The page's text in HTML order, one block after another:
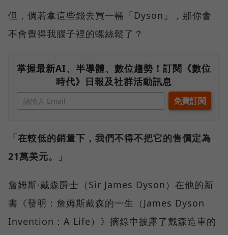
但，倘若拿這些錢去買一輛「Dyson」，那你會
不會覺得我腦子裡的螺絲鬆了？
掌握最新AI、半導體、數位趨勢！訂閱《數位
時代》日報及社群活動訊息
「在較低的銷量下，我們不得不把它的售價定為
21萬美元。」
詹姆斯·戴森爵士（Sir James Dyson）在他的新
書《發明：詹姆斯戴森的一生（James Dyson
Invention：A Life）》摘錄中披露了戴森造車的